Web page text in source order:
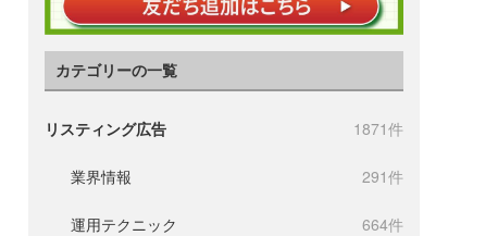
カテゴリーの一覧
リスティング広告 1871件
業界情報 291件
運用テクニック 664件